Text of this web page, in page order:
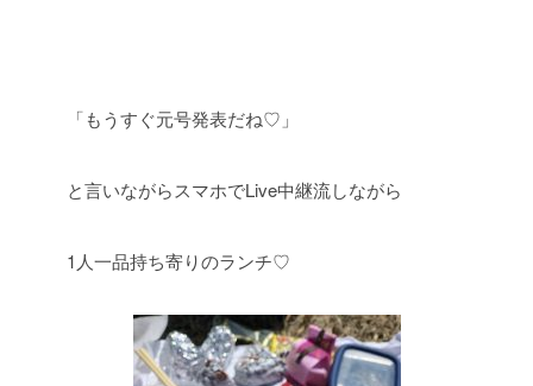
「もうすぐ元号発表だね♡」
と言いながらスマホでLive中継流しながら
1人一品持ち寄りのランチ♡